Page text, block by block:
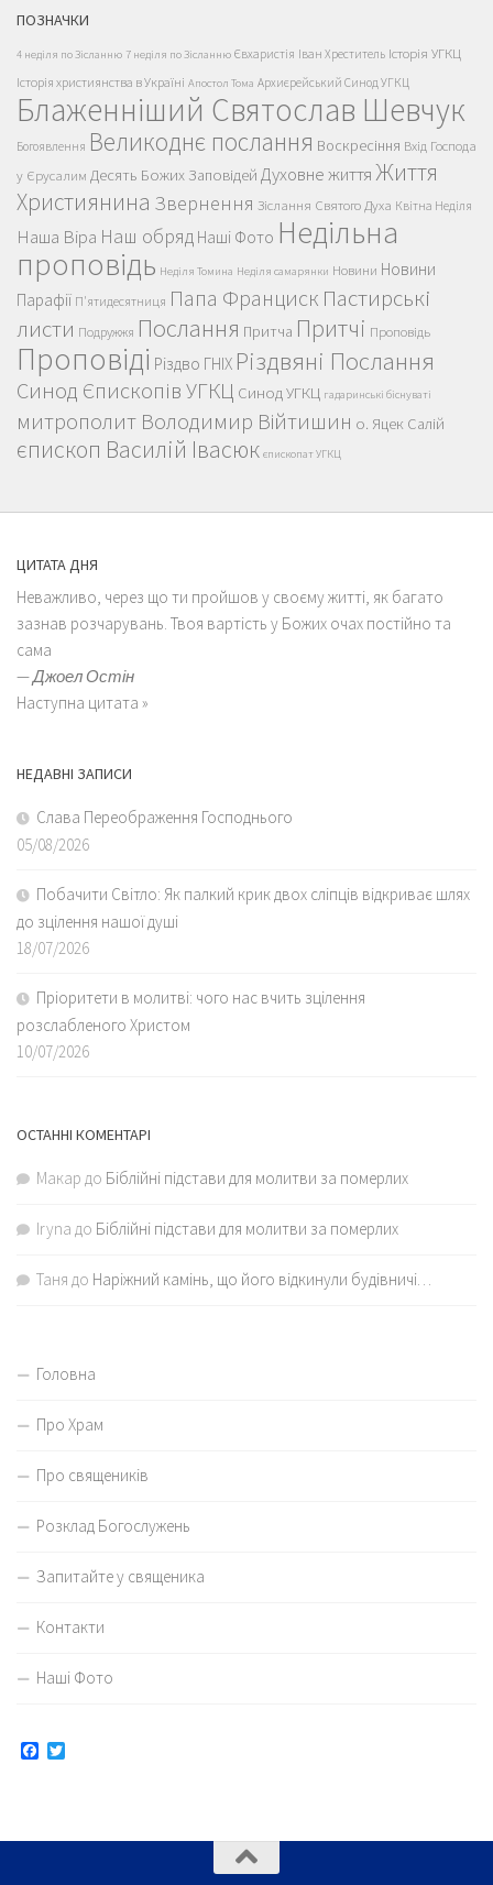
ПОЗНАЧКИ
4 неділя по Зісланню 7 неділя по Зісланню Євхаристія Іван Хреститель Історія УГКЦ
Історія християнства в Україні Апостол Тома Архиєрейський Синод УГКЦ
Блаженніший Святослав Шевчук
Богоявлення Великоднє послання Воскресіння Вхід Господа
у Єрусалим Десять Божих Заповідей Духовне життяЖиття
Християнина Звернення Зіслання Святого Духа Квітна Неділя
Наша Віра Наш обряд Наші Фото Недільна
проповідь Неділя Томина Неділя самарянки Новини Новини
Парафії П'ятидесятниця Папа Франциск Пастирські
листи Подружжя Послання Притча Притчі Проповідь
Проповіді Різдво ГНІХ Різдвяні Послання
Синод Єпископів УГКЦ Синод УГКЦ гадаринські біснуваті
митрополит Володимир Війтишин о. Яцек Салій
єпископ Василій Івасюк єпископат УГКЦ
ЦИТАТА ДНЯ
Неважливо, через що ти пройшов у своєму житті, як багато
зазнав розчарувань. Твоя вартість у Божих очах постійно та
сама
—Джоел Остін
Наступна цитата »
НЕДАВНІ ЗАПИСИ
Слава Переображення Господнього
05/08/2026
Побачити Світло: Як палкий крик двох сліпців відкриває шлях
до зцілення нашої душі
18/07/2026
Пріоритети в молитві: чого нас вчить зцілення
розслабленого Христом
10/07/2026
ОСТАННІ КОМЕНТАРІ
Макар до Біблійні підстави для молитви за померлих
Iryna до Біблійні підстави для молитви за померлих
Таня до Наріжний камінь, що його відкинули будівничі…
Головна
Про Храм
Про священиків
Розклад Богослужень
Запитайте у священика
Контакти
Наші Фото
Facebook